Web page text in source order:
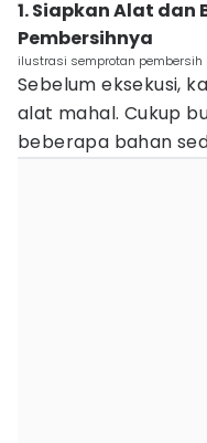
1. Siapkan Alat dan
Pembersihnya
ilustrasi semprotan pembersih
Sebelum eksekusi,
alat mahal. Cukup
beberapa bahan